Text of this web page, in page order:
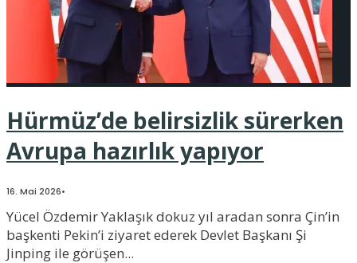
Hürmüz’de belirsizlik sürerken
Avrupa hazırlık yapıyor
16. Mai 2026•
Yücel Özdemir Yaklaşık dokuz yıl aradan sonra Çin’in
başkenti Pekin’i ziyaret ederek Devlet Başkanı Şi
Jinping ile görüşen...